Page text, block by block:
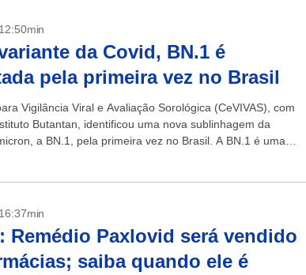
da Covid, BN.1 é
pela primeira vez no Brasil
Vigilância Viral e Avaliação Sorológica (CeVIVAS), com
Butantan, identificou uma nova sublinhagem da
a BN.1, pela primeira vez no Brasil. A BN.1 é uma
Remédio Paxlovid será vendido
saiba quando ele é